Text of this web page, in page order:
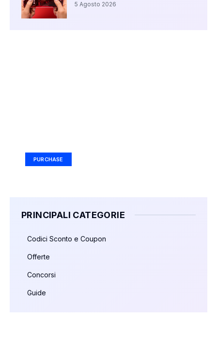
5 Agosto 2026
PURCHASE
PRINCIPALI CATEGORIE
Codici Sconto e Coupon
Offerte
Concorsi
Guide